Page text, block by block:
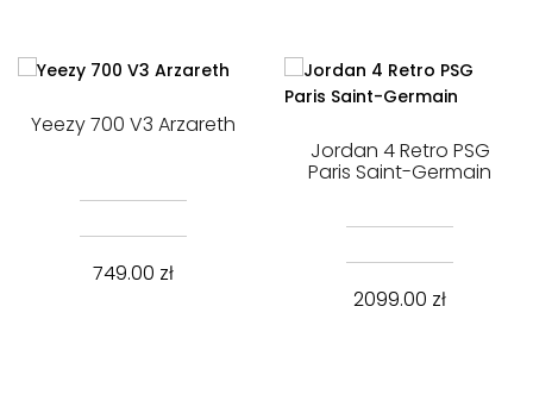
Yeezy 700 V3 Arzareth
749.00 zł
Jordan 4 Retro PSG
Paris Saint-Germain
2099.00 zł